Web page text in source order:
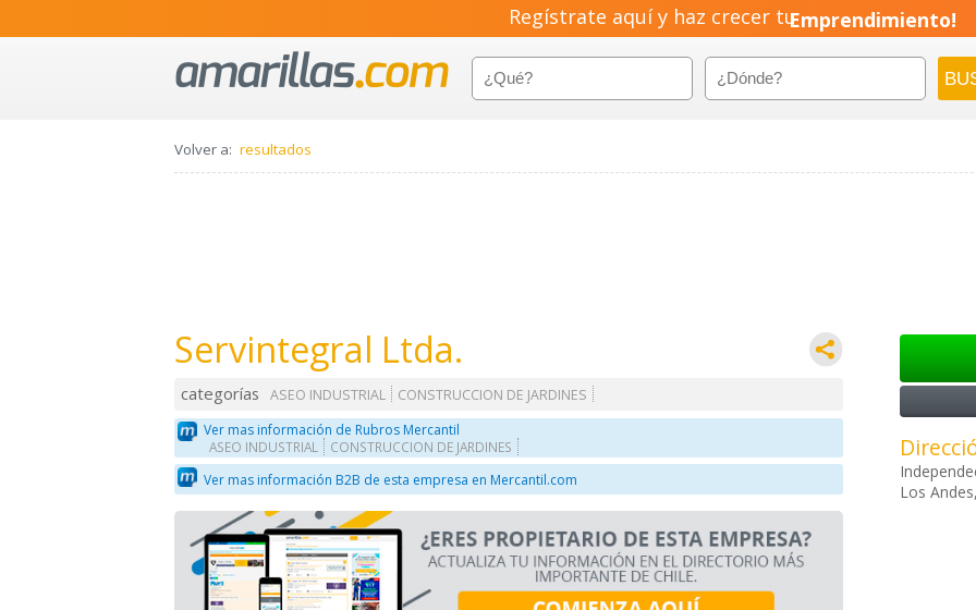
Regístrate aquí y haz crecer tuEmprendimiento!
Volver a: resultados
Servintegral Ltda.
categorías ASEO INDUSTRIAL
CONSTRUCCION DE JARDINES
Ver mas información de Rubros Mercantil
ASEO INDUSTRIAL CONSTRUCCION DE JARDINES
Ver mas información B2B de esta empresa en Mercantil.com
Los